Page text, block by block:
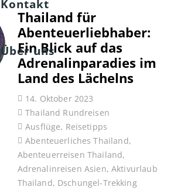
Kontakt
Über uns
Thailand für
Abenteuerliebhaber:
Ein Blick auf das
Adrenalinparadies im
Land des Lächelns
14. Oktober 2023
Thailand Rundreisen
Ausflüge, Reisetipps
Abenteuerliches Thailand,
Abenteuerreisen Thailand,
Adrenalinreisen Asien, Aktivurlaub
Thailand, Dschungel-Trekking